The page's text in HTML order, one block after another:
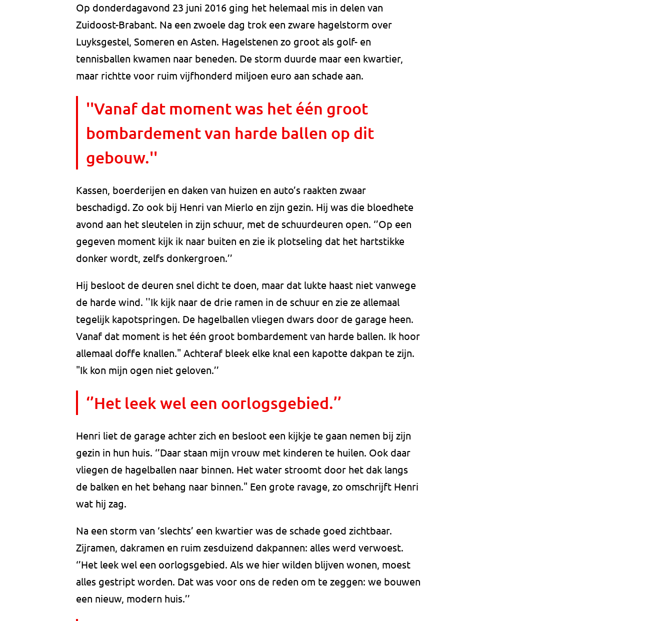
Op donderdagavond 23 juni 2016 ging het helemaal mis in delen van
Zuidoost-Brabant. Na een zwoele dag trok een zware hagelstorm over
Luyksgestel, Someren en Asten. Hagelstenen zo groot als golf- en
tennisballen kwamen naar beneden. De storm duurde maar een kwartier,
maar richtte voor ruim vijfhonderd miljoen euro aan schade aan.
''Vanaf dat moment was het één groot
bombardement van harde ballen op dit
gebouw.''
Kassen, boerderijen en daken van huizen en auto’s raakten zwaar
beschadigd. Zo ook bij Henri van Mierlo en zijn gezin. Hij was die bloedhete
avond aan het sleutelen in zijn schuur, met de schuurdeuren open. ‘’Op een
gegeven moment kijk ik naar buiten en zie ik plotseling dat het hartstikke
donker wordt, zelfs donkergroen.’’
Hij besloot de deuren snel dicht te doen, maar dat lukte haast niet vanwege
de harde wind. ''Ik kijk naar de drie ramen in de schuur en zie ze allemaal
tegelijk kapotspringen. De hagelballen vliegen dwars door de garage heen.
Vanaf dat moment is het één groot bombardement van harde ballen. Ik hoor
allemaal doffe knallen." Achteraf bleek elke knal een kapotte dakpan te zijn.
"Ik kon mijn ogen niet geloven.’’
‘’Het leek wel een oorlogsgebied.’’
Henri liet de garage achter zich en besloot een kijkje te gaan nemen bij zijn
gezin in hun huis. ‘’Daar staan mijn vrouw met kinderen te huilen. Ook daar
vliegen de hagelballen naar binnen. Het water stroomt door het dak langs
de balken en het behang naar binnen." Een grote ravage, zo omschrijft Henri
wat hij zag.
Na een storm van ‘slechts’ een kwartier was de schade goed zichtbaar.
Zijramen, dakramen en ruim zesduizend dakpannen: alles werd verwoest.
‘’Het leek wel een oorlogsgebied. Als we hier wilden blijven wonen, moest
alles gestript worden. Dat was voor ons de reden om te zeggen: we bouwen
een nieuw, modern huis.’’